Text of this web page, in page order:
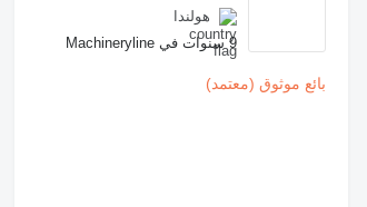
هولندا
9 سنوات في Machineryline
بائع موثوق (معتمد)